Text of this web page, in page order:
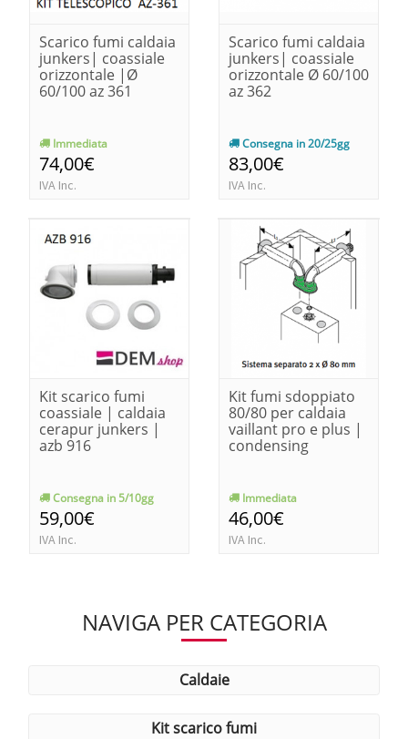
Scarico fumi caldaia
junkers| coassiale
orizzontale |Ø
60/100 az 361
Immediata
74,00€
IVA Inc.
Scarico fumi caldaia
junkers| coassiale
orizzontale Ø 60/100
az 362
Consegna in 20/25gg
83,00€
IVA Inc.
Kit scarico fumi
coassiale | caldaia
cerapur junkers |
azb 916
Consegna in 5/10gg
59,00€
IVA Inc.
Kit fumi sdoppiato
80/80 per caldaia
vaillant pro e plus |
condensing
Immediata
46,00€
IVA Inc.
NAVIGA PER CATEGORIA
caldaie
kit scarico fumi